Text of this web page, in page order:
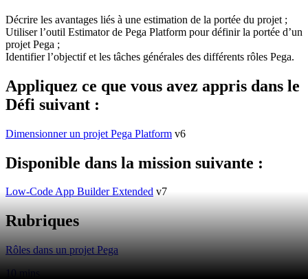
Décrire les avantages liés à une estimation de la portée du projet ;
Utiliser l’outil Estimator de Pega Platform pour définir la portée d’un
projet Pega ;
Identifier l’objectif et les tâches générales des différents rôles Pega.
Appliquez ce que vous avez appris dans le
Défi suivant :
Dimensionner un projet Pega Platform v6
Disponible dans la mission suivante :
Low-Code App Builder Extended v7
Rubriques
Rôles dans un projet Pega
10 mins